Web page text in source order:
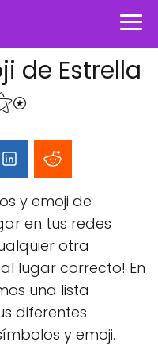
de Estrella
y emoji de
en tus redes
otra
lugar correcto! En
una lista
diferentes
y emoji.